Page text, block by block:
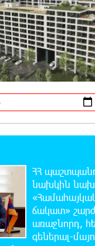
28-ին. «Փաստ»
9:34:35 6-08-2026
Քարը քարին չեն
«Եթե չկա
ինքնիշխանություն,
վտանգներից է
աճը». «Փաստ»
8:32:22 6-08-2026
Գնաճային ռիսկերի,
խնդիրների և աճի
համախումբը.
ՀՀ
նախկին
ճակատ»
առաջնորդ,
գեներալ-